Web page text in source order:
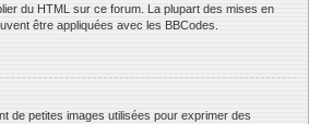
du HTML sur ce forum. La plupart des mises en
être appliquées avec les BBCodes.
de petites images utilisées pour exprimer des